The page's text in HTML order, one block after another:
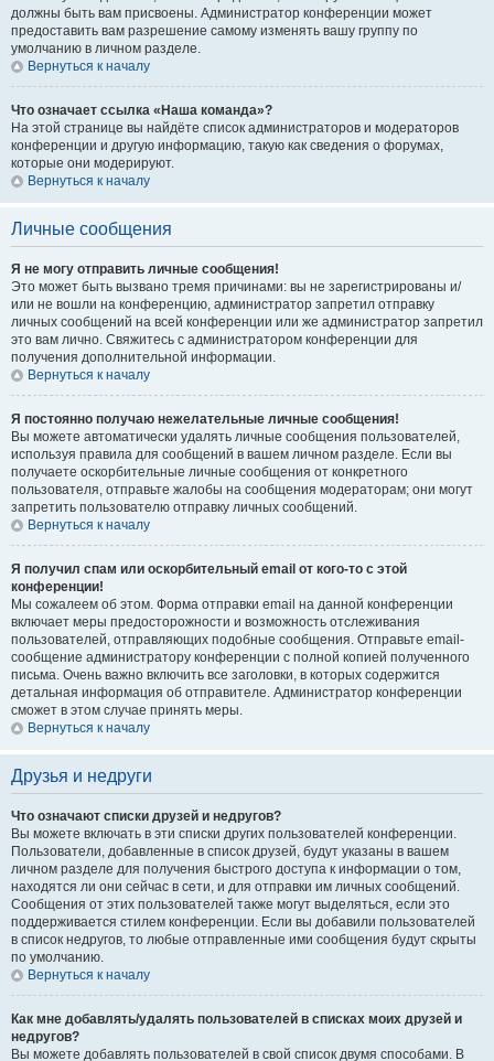
должны быть вам присвоены. Администратор конференции может
предоставить вам разрешение самому изменять вашу группу по
умолчанию в личном разделе.
Вернуться к началу
Что означает ссылка «Наша команда»?
На этой странице вы найдёте список администраторов и модераторов
конференции и другую информацию, такую как сведения о форумах,
которые они модерируют.
Вернуться к началу
Личные сообщения
Я не могу отправить личные сообщения!
Это может быть вызвано тремя причинами: вы не зарегистрированы и/
или не вошли на конференцию, администратор запретил отправку
личных сообщений на всей конференции или же администратор запретил
это вам лично. Свяжитесь с администратором конференции для
получения дополнительной информации.
Вернуться к началу
Я постоянно получаю нежелательные личные сообщения!
Вы можете автоматически удалять личные сообщения пользователей,
используя правила для сообщений в вашем личном разделе. Если вы
получаете оскорбительные личные сообщения от конкретного
пользователя, отправьте жалобы на сообщения модераторам; они могут
запретить пользователю отправку личных сообщений.
Вернуться к началу
Я получил спам или оскорбительный email от кого-то с этой
конференции!
Мы сожалеем об этом. Форма отправки email на данной конференции
включает меры предосторожности и возможность отслеживания
пользователей, отправляющих подобные сообщения. Отправьте email-
сообщение администратору конференции с полной копией полученного
письма. Очень важно включить все заголовки, в которых содержится
детальная информация об отправителе. Администратор конференции
сможет в этом случае принять меры.
Вернуться к началу
Друзья и недруги
Что означают списки друзей и недругов?
Вы можете включать в эти списки других пользователей конференции.
Пользователи, добавленные в список друзей, будут указаны в вашем
личном разделе для получения быстрого доступа к информации о том,
находятся ли они сейчас в сети, и для отправки им личных сообщений.
Сообщения от этих пользователей также могут выделяться, если это
поддерживается стилем конференции. Если вы добавили пользователей
в список недругов, то любые отправленные ими сообщения будут скрыты
по умолчанию.
Вернуться к началу
Как мне добавлять/удалять пользователей в списках моих друзей и
недругов?
Вы можете добавлять пользователей в свой список двумя способами. В